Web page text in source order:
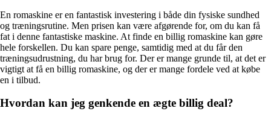
En romaskine er en fantastisk investering i både din fysiske sundhed
og træningsrutine. Men prisen kan være afgørende for, om du kan få
fat i denne fantastiske maskine. At finde en billig romaskine kan gøre
hele forskellen. Du kan spare penge, samtidig med at du får den
træningsudrustning, du har brug for. Der er mange grunde til, at det er
vigtigt at få en billig romaskine, og der er mange fordele ved at købe
en i tilbud.
Hvordan kan jeg genkende en ægte billig deal?